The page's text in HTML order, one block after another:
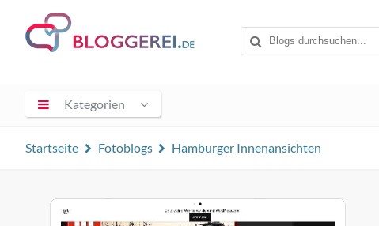
Kategorien
Startseite Fotoblogs Hamburger Innenansichten